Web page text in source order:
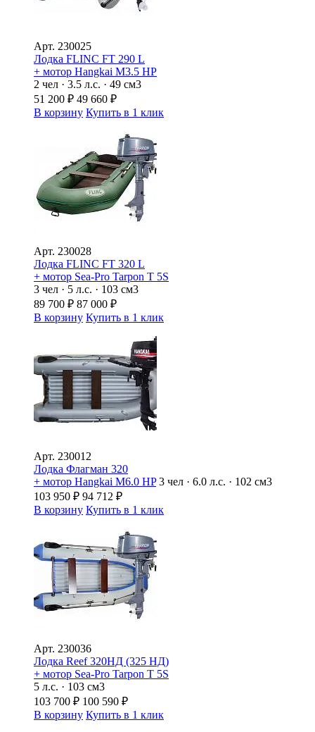
Арт. 230025
Лодка FLINC FТ 290 L
+ мотор Hangkai M3.5 HP
2 чел · 3.5 л.с. · 49 см3
51 200 ₽ 49 660 ₽
В корзину Купить в 1 клик
Арт. 230028
Лодка FLINC FТ 320 L
+ мотор Sea-Pro Tarpon Т 5S
3 чел · 5 л.с. · 103 см3
89 700 ₽ 87 000 ₽
В корзину Купить в 1 клик
Арт. 230012
Лодка Флагман 320
+ мотор Hangkai M6.0 HP 3 чел · 6.0 л.с. · 102 см3
103 950 ₽ 94 712 ₽
В корзину Купить в 1 клик
Арт. 230036
Лодка Reef 320НД (325 НД)
+ мотор Sea-Pro Tarpon Т 5S
5 л.с. · 103 см3
103 700 ₽ 100 590 ₽
В корзину Купить в 1 клик